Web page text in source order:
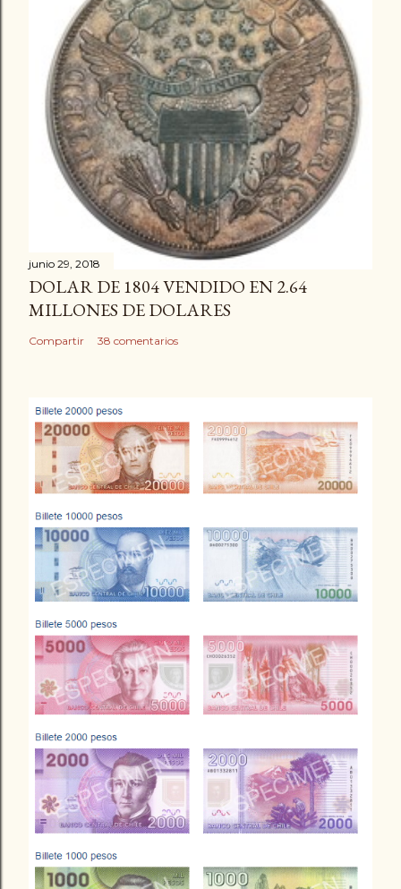
junio 29, 2018
DOLAR DE 1804 VENDIDO EN 2.64
MILLONES DE DOLARES
Compartir 38 comentarios